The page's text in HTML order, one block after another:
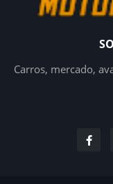
Carros, mercado,